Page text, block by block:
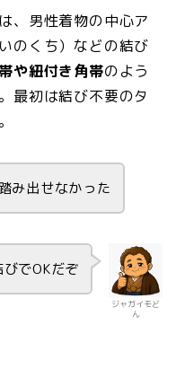
、男性着物の中心ア
のくち）などの結び
や紐付き角帯のよう
最初は結び不要のタ
み出せなかった
ジャガイモど
ん
でOKだぞ